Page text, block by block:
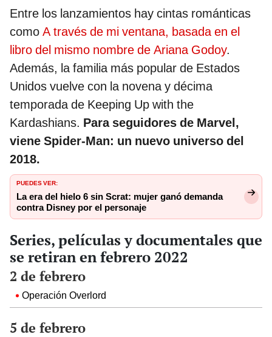
Entre los lanzamientos hay cintas románticas
como A través de mi ventana, basada en el
libro del mismo nombre de Ariana Godoy.
Además, la familia más popular de Estados
Unidos vuelve con la novena y décima
temporada de Keeping Up with the
Kardashians. Para seguidores de Marvel,
viene Spider-Man: un nuevo universo del
2018.
PUEDES VER:
La era del hielo 6 sin Scrat: mujer ganó demanda
contra Disney por el personaje
Series, películas y documentales que
se retiran en febrero 2022
2 de febrero
Operación Overlord
5 de febrero